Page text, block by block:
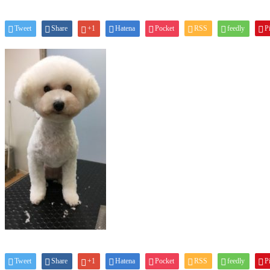
Tweet Share +1 Hatena Pocket RSS feedly
Tweet Share +1 Hatena Pocket RSS feedly